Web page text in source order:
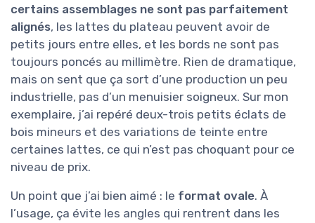
certains assemblages ne sont pas parfaitement
alignés, les lattes du plateau peuvent avoir de
petits jours entre elles, et les bords ne sont pas
toujours poncés au millimètre. Rien de dramatique,
mais on sent que ça sort d’une production un peu
industrielle, pas d’un menuisier soigneux. Sur mon
exemplaire, j’ai repéré deux-trois petits éclats de
bois mineurs et des variations de teinte entre
certaines lattes, ce qui n’est pas choquant pour ce
niveau de prix.
Un point que j’ai bien aimé : le format ovale. À
l’usage, ça évite les angles qui rentrent dans les